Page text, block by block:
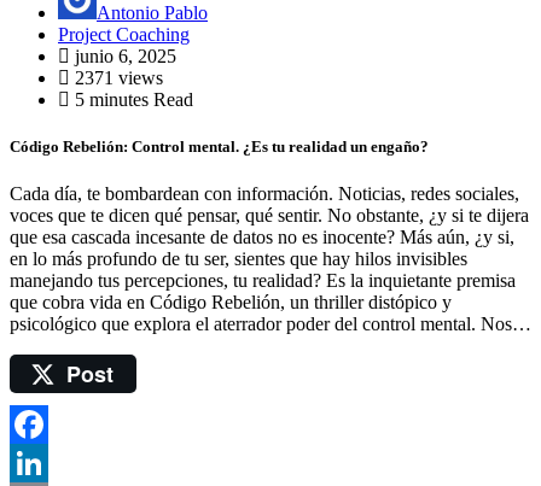
Antonio Pablo
Project Coaching
junio 6, 2025
2371 views
5 minutes Read
Código Rebelión: Control mental. ¿Es tu realidad un engaño?
Cada día, te bombardean con información. Noticias, redes sociales,
voces que te dicen qué pensar, qué sentir. No obstante, ¿y si te dijera
que esa cascada incesante de datos no es inocente? Más aún, ¿y si,
en lo más profundo de tu ser, sientes que hay hilos invisibles
manejando tus percepciones, tu realidad? Es la inquietante premisa
que cobra vida en Código Rebelión, un thriller distópico y
psicológico que explora el aterrador poder del control mental. Nos…
Post
Facebook